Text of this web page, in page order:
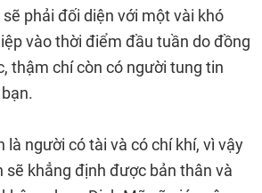
phải đối diện với một vài khó
vào thời điểm đầu tuần do đồng
thậm chí còn có người tung tin
là người có tài và có chí khí, vì vậy
sẽ khẳng định được bản thân và